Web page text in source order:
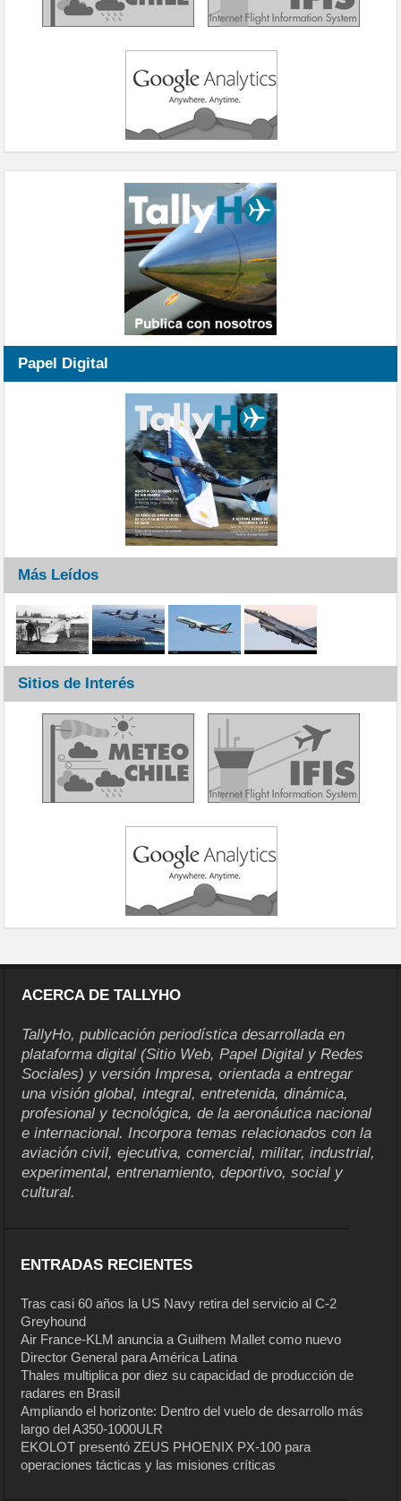
Papel Digital
Más Leídos
Sitios de Interés
ACERCA DE TALLYHO
TallyHo, publicación periodística desarrollada en
plataforma digital (Sitio Web, Papel Digital y Redes
Sociales) y versión Impresa, orientada a entregar
una visión global, integral, entretenida, dinámica,
profesional y tecnológica, de la aeronáutica nacional
e internacional. Incorpora temas relacionados con la
aviación civil, ejecutiva, comercial, militar, industrial,
experimental, entrenamiento, deportivo, social y
cultural.
ENTRADAS RECIENTES
Tras casi 60 años la US Navy retira del servicio al C-2
Greyhound
Air France-KLM anuncia a Guilhem Mallet como nuevo
Director General para América Latina
Thales multiplica por diez su capacidad de producción de
radares en Brasil
Ampliando el horizonte: Dentro del vuelo de desarrollo más
largo del A350-1000ULR
EKOLOT presentó ZEUS PHOENIX PX-100 para
operaciones tácticas y las misiones críticas